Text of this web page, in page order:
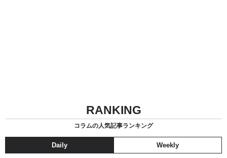
RANKING
コラムの人気記事ランキング
Daily Weekly